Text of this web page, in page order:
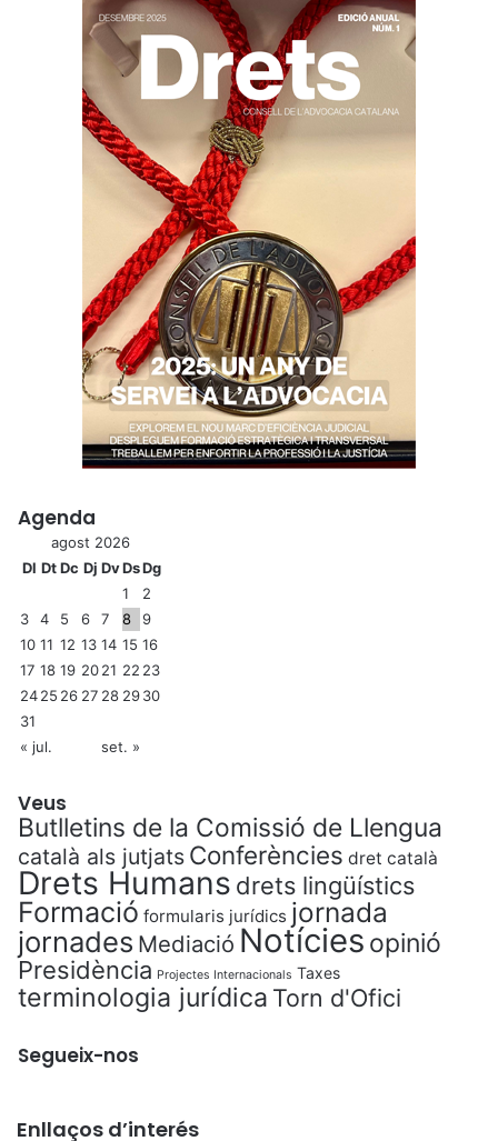
Agenda
agost 2026
Dl DtDc Dj DvDsDg
1
2
3
4 5 6 7 8
9
10 11 12 13 14 15 16
17 18 19 2021 22 23
2425 26 27 28 2930
31
« jul.
set. »
Veus
Butlletins de la Comissió de Llengua
català als jutjats Conferències dret català
Drets Humans drets lingüístics
Formació formularis jurídics jornada
jornades Mediació Notícies opinió
Presidència Projectes Internacionals Taxes
terminologia jurídica Torn d'Ofici
Segueix-nos
Enllaços d’interés